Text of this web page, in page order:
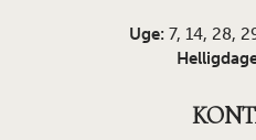
Uge: 7, 14, 28,